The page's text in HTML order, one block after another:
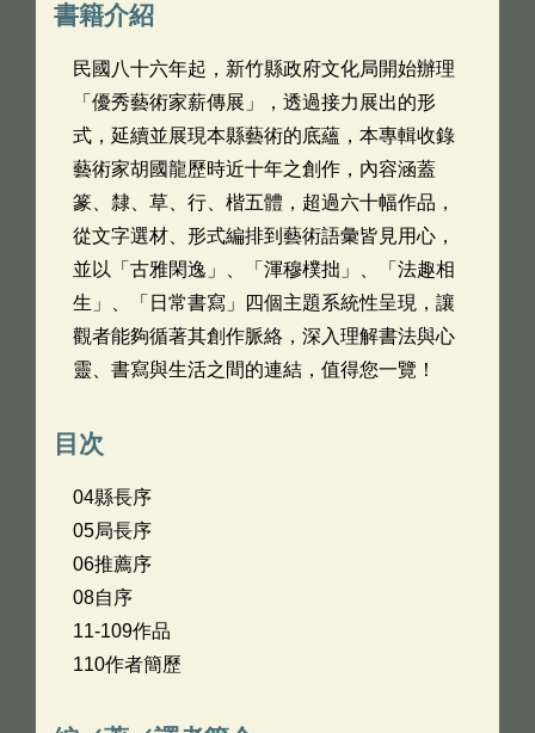
書籍介紹
民國八十六年起，新竹縣政府文化局開始辦理
「優秀藝術家薪傳展」，透過接力展出的形
式，延續並展現本縣藝術的底蘊，本專輯收錄
藝術家胡國龍歷時近十年之創作，內容涵蓋
篆、隸、草、行、楷五體，超過六十幅作品，
從文字選材、形式編排到藝術語彙皆見用心，
並以「古雅閑逸」、「渾穆樸拙」、「法趣相
生」、「日常書寫」四個主題系統性呈現，讓
觀者能夠循著其創作脈絡，深入理解書法與心
靈、書寫與生活之間的連結，值得您一覽！
目次
04縣長序
05局長序
06推薦序
08自序
11-109作品
110作者簡歷